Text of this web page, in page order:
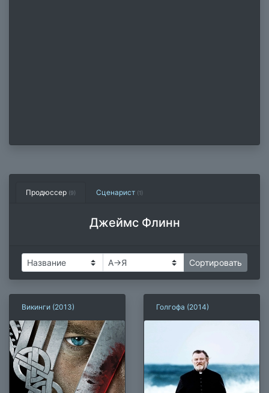
Продюссер (9) Сценарист (1)
Джеймс Флинн
Викинги (2013) Голгофа (2014)